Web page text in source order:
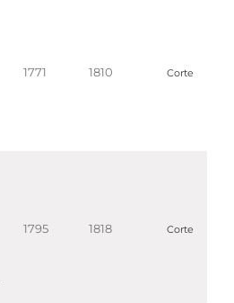
1771 1810 Corte
1795 1818 Corte